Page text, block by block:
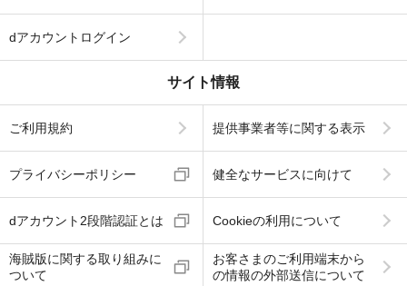
dアカウントログイン
サイト情報
ご利用規約 提供事業者等に関する表示
プライバシーポリシー 健全なサービスに向けて
dアカウント2段階認証とは Cookieの利用について
海賊版に関する取り組みに
ついて
お客さまのご利用端末から
の情報の外部送信について